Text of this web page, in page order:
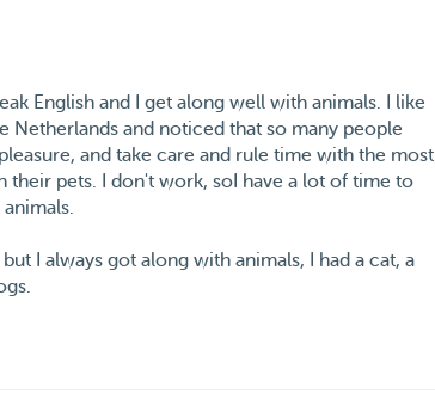
English and I get along well with animals. I like
Netherlands and noticed that so many people
and take care and rule time with the most
their pets. I don't work, soI have a lot of time to
I always got along with animals, I had a cat, a
dogs, so I spent a lot of time with dogs, both